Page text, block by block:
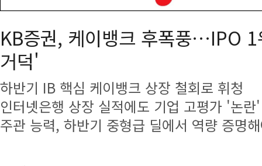
KB증권, 케이뱅크 후폭풍…IPO
거덕'
하반기 IB 핵심 케이뱅크 상장 철회로 휘청
인터넷은행 상장 실적에도 기업 고평가 '논란'
주관 능력, 하반기 중형급 딜에서 역량 증명